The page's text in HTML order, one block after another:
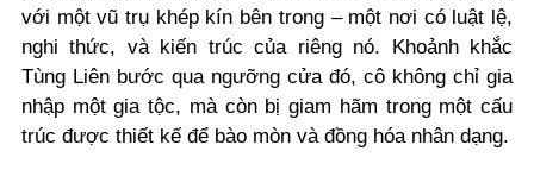
với một vũ trụ khép kín bên trong – một nơi có luật lệ,
nghi thức, và kiến trúc của riêng nó. Khoảnh khắc
Tùng Liên bước qua ngưỡng cửa đó, cô không chỉ gia
nhập một gia tộc, mà còn bị giam hãm trong một cấu
trúc được thiết kế để bào mòn và đồng hóa nhân dạng.